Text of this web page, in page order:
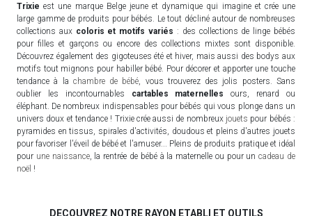
Trixieest une marque Belge jeune et dynamique qui imagine et crée une
large gamme de produits pour bébés. Le tout décliné autour de nombreuses
collections aux coloris et motifs variés : des collections de linge bébés
pour filles et garçons ou encore des collections mixtes sont disponible.
Découvrez également des gigoteuses été et hiver, mais aussi des bodys aux
motifs tout mignons pour habiller bébé. Pour décorer et apporter une touche
tendance à la chambre de bébé , vous trouverez des jolis posters. Sans
oublier les incontournables
cartables maternelles
ours, renard ou
éléphant. De nombreux indispensables pour bébés qui vous plonge dans un
univers doux et tendance ! Trixie crée aussi de nombreux jouets pour bébés :
pyramides en tissus, spirales d'activités, doudous et pleins d'autres jouets
pour favoriser l'éveil de bébé et l'amuser... Pleins de produits pratique et idéal
pour une naissance, la rentrée de bébé à la maternelle ou pour uncadeau de
noël !
DECOUVREZ NOTRE RAYON ETABLI ET OUTILS